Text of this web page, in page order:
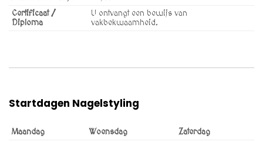
Certificaat /
Diploma
U ontvangt een bewijs van
vakbekwaamheid.
Startdagen Nagelstyling
Maandag Woensdag
Zaterdag